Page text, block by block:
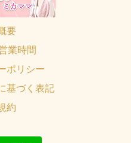
要
業時間
ポリシー
基づく表記
約